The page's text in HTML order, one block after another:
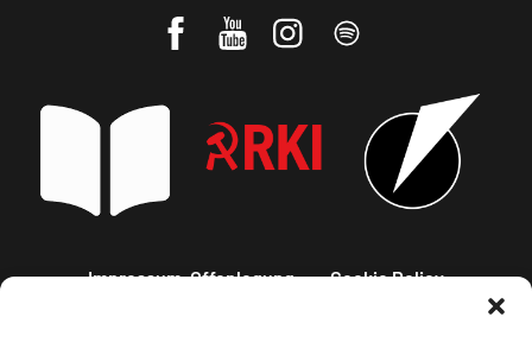
Impressum, Offenlegung Cookie Policy